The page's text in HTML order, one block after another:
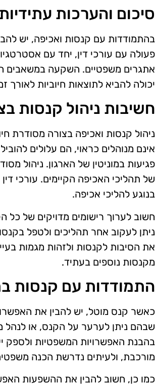
סיכום והערכות
בהתמודדות עם קנסות ואכיפה, יש
פעולה עם עורכי דין, יחד עם
אתגרים משפטיים. השקעה במשאבים
יכולה להביא לתוצאות חיוביות לאורך
חשיבות ניהול קנסות
ניהול קנסות ואכיפה בצורה מסודרת
אינם מנוהלים כראוי, הם עלולים
פגיעות במוניטין של הארגון. ניהול
של תהליכי האכיפה הקיימים. עורכי דין
בנוגע להליכי אכיפה.
חשוב לערוך רישומים מדויקים של כל
ניתן לעקוב אחר תהליכים ולטפל
את הסיבות לקנסות ולזהות מגמות
מקנסות נוספים בעתיד.
התמודדות עם קנסות
כאשר קנס מוטל, יש להבין את
שבהם ניתן לערער על הקנס, או לנהל
בהבנת האפשרויות המשפטיות ולספק
מורכבת, ולעיתים נדרשת הכנה
כמו כן, חשוב להבין את ההשפעות